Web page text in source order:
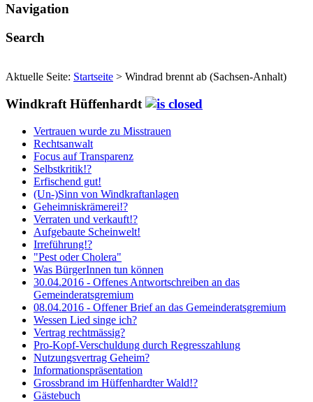
Navigation
Search
Aktuelle Seite: Startseite > Windrad brennt ab (Sachsen-Anhalt)
Windkraft Hüffenhardt
Vertrauen wurde zu Misstrauen
Rechtsanwalt
Focus auf Transparenz
Selbstkritik!?
Erfischend gut!
(Un-)Sinn von Windkraftanlagen
Geheimniskrämerei!?
Verraten und verkauft!?
Aufgebaute Scheinwelt!
Irreführung!?
"Pest oder Cholera"
Was BürgerInnen tun können
30.04.2016 - Offenes Antwortschreiben an das
Gemeinderatsgremium
08.04.2016 - Offener Brief an das Gemeinderatsgremium
Wessen Lied singe ich?
Vertrag rechtmässig?
Pro-Kopf-Verschuldung durch Regresszahlung
Nutzungsvertrag Geheim?
Informationspräsentation
Grossbrand im Hüffenhardter Wald!?
Gästebuch